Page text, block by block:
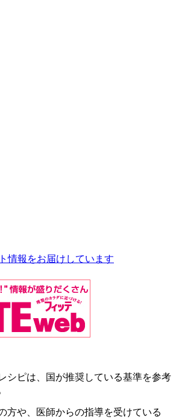
情報をお届けしています
シピは、国が推奨している基準を参考
方や、医師からの指導を受けている